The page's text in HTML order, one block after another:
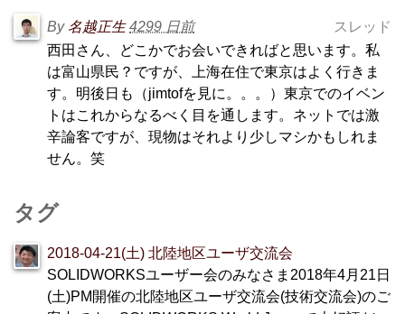
スレッド
By 名越正生 4299 日前
西田さん、どこかでお会いできればと思います。私
は富山県民？ですが、上海在住で東京はよく行きま
す。明後日も（jimtofを見に。。。）東京でのイベン
トはこれからなるべく目を通します。ネットでは激
辛論客ですが、現物はそれより少しマシかもしれま
せん。笑
タグ
2018-04-21(土) 北陸地区ユーザ交流会
SOLIDWORKSユーザー会のみなさま2018年4月21日
(土)PM開催の北陸地区ユーザ交流会(技術交流会)のご